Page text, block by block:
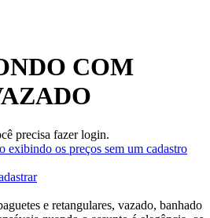
COM
precisa fazer login.
exibindo os preços sem um cadastro
e retangulares, vazado, banhado